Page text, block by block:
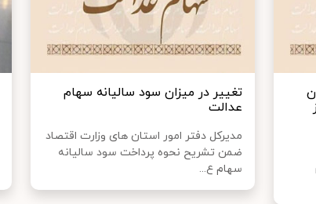
تغییر در میزان سود سالیانه سهام
عدالت
مدیرکل دفتر امور استان های وزارت اقتصاد
ضمن تشریح نحوه پرداخت سود سالیانه
سهام ع...